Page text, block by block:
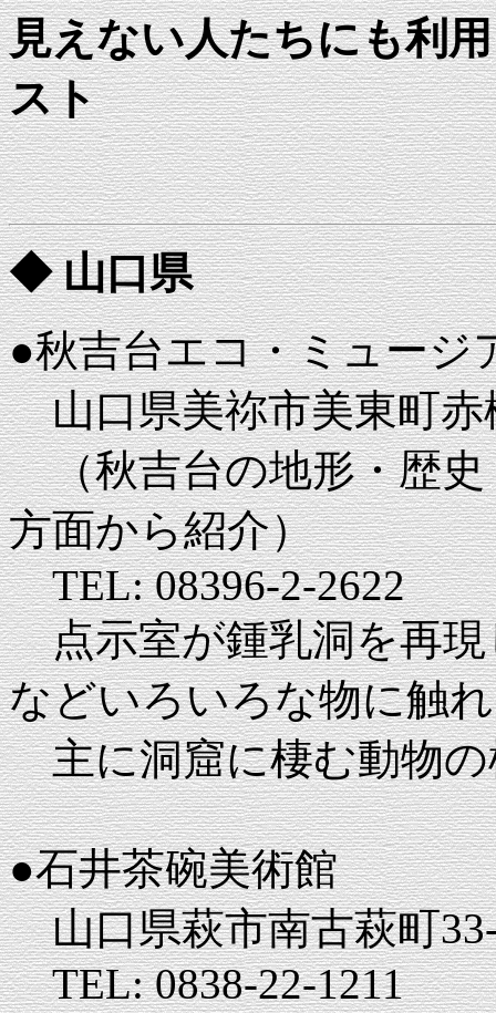
見えない人たちにも利
スト
◆ 山口県
●秋吉台エコ・ミュージ
山口県美祢市美東町赤
（秋吉台の地形・歴史
方面から紹介）
TEL: 08396-2-2622
点示室が鍾乳洞を再現
などいろいろな物に触
主に洞窟に棲む動物の
●石井茶碗美術館
山口県萩市南古萩町
TEL: 0838-22-1211